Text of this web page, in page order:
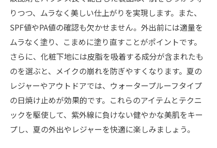
りつつ、ムラなく美しい仕上がりを実現します。また、
SPF値やPA値の確認も欠かせません。外出前には適量を
ムラなく塗り、こまめに塗り直すことがポイントです。
さらに、化粧下地には皮脂を吸着する成分が含まれたも
のを選ぶと、メイクの崩れを防ぎやすくなります。夏の
レジャーやアウトドアでは、ウォータープルーフタイプ
の日焼け止めが効果的です。これらのアイテムとテクニ
ックを駆使して、紫外線に負けない健やかな美肌をキー
プし、夏の外出やレジャーを快適に楽しみましょう。